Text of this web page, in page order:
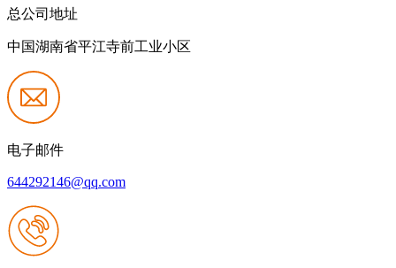
总公司地址
中国湖南省平江寺前工业小区
电子邮件
644292146@qq.com